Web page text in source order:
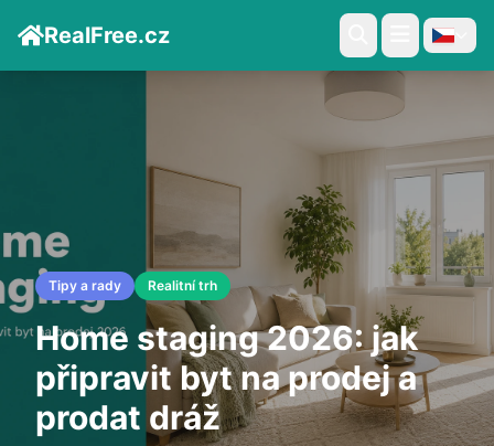
RealFree.cz
Tipy a rady Realitní trh
Home staging 2026: jak
připravit byt na prodej a
prodat dráž